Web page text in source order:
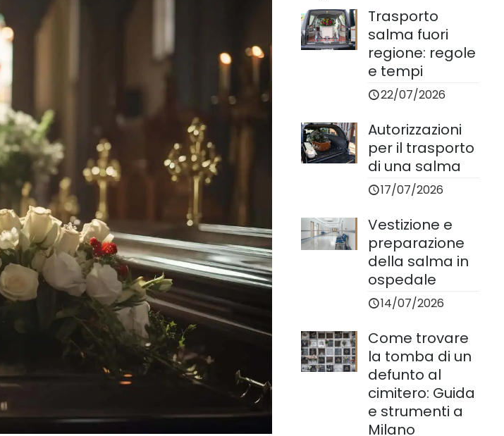
Trasporto
salma fuori
regione: regole
e tempi
22/07/2026
Autorizzazioni
per il trasporto
di una salma
17/07/2026
Vestizione e
preparazione
della salma in
ospedale
14/07/2026
Come trovare
la tomba di un
defunto al
cimitero: Guida
e strumenti a
Milano